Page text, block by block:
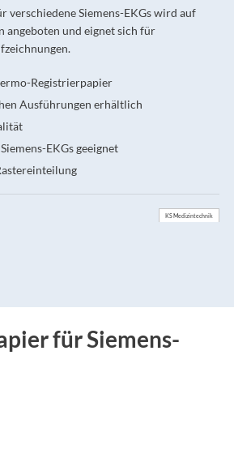
verschiedene Siemens-EKGs wird auf
angeboten und eignet sich für
Registrierpapier
Ausführungen erhältlich
EKGs geeignet
KS Medizintechnik
für Siemens-